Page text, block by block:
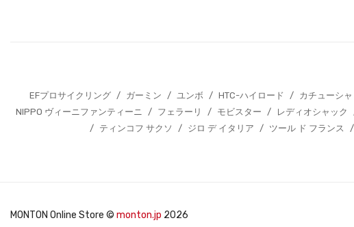
EFプロサイクリング / ガーミン / ユンボ / HTC-ハイロード / カチューシ
NIPPO ヴィーニファンティーニ / フェラーリ / モビスター / レディオシャック
/ ティンコフ サクソ / ジロ デ イタリア / ツール ド フランス /
MONTON Online Store © monton.jp 2026